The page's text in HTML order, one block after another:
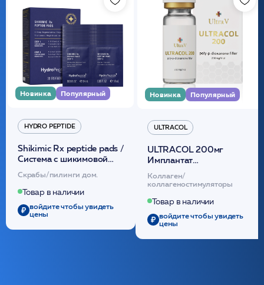
Новинка Популярный
HYDRO PEPTIDE
Shikimic Rx peptide pads /
Cистема с шикимовой
кислотой обновляющая
(30шт) /HP
Скрабы/пилинги дом.
Товар в наличии
войдите чтобы увидеть
цены
Новинка Популярный
ULTRACOL
ULTRACOL 200мг
Имплантат
внутридермальный,
стерильный на основе
полидиоксанона
/ULTRACOL
Коллаген/
коллагеностимуляторы
Товар в наличии
войдите чтобы увидеть
цены